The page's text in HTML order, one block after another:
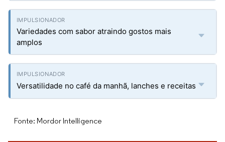
Variedades com sabor atraindo gostos mais
amplos
Versatilidade no café da manhã, lanches e receitas
Fonte: Mordor Intelligence